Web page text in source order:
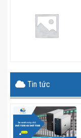
Tin tức